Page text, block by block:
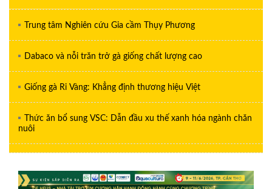
Trung tâm Nghiên cứu Gia cầm Thụy Phương
Dabaco và nỗi trăn trở gà giống chất lượng cao
Giống gà Ri Vàng: Khẳng định thương hiệu Việt
Thức ăn bổ sung VSC: Dẫn đầu xu thế xanh hóa ngành chăn
nuôi